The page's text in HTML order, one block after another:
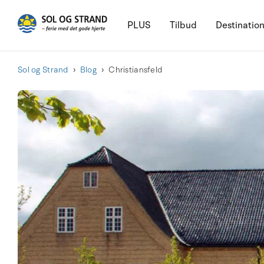
PLUS Tilbud
Sol og Strand Blog Christiansfeld